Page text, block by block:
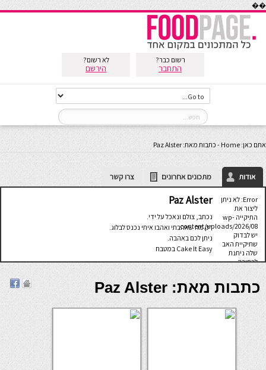
��
רשום כבר?
התחבר
לא רשום?
הירשם
אתם כאן: Home
- כתבות מאת: Paz Alster
אודות מתכונים אחרונים צרו קשר
Error: לא ניתן
ליצור את
התיקייה wp-
content/uploads/2026/08.
יש לבדוק
שתיקיית האב
שלה ניתנת
לכתיבה.
Paz Alster
נכתב, צולם ונאכל על ידי.
רק מה שאהבתי ואהבו איתי נכנס לבלוג.
ניתן לכם באהבה.
Cake It Easy במטבח
כתבות מאת: Paz Alster